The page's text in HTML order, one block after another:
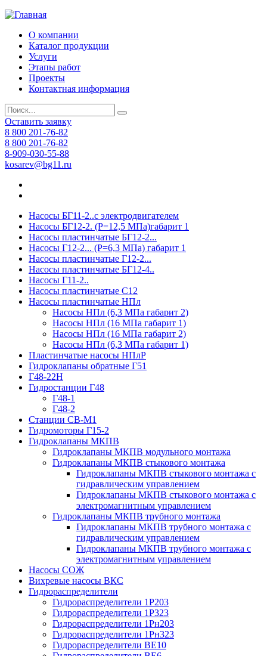
О компании
Каталог продукции
Услуги
Этапы работ
Проекты
Контактная информация
Оставить заявку
8 800 201-76-82
8 800 201-76-82
8-909-030-55-88
kosarev@bg11.ru
Насосы БГ11-2..с электродвигателем
Насосы БГ12-2. (Р=12,5 МПа)габарит 1
Насосы пластинчатые БГ12-2...
Насосы Г12-2... (Р=6,3 МПа) габарит 1
Насосы пластинчатые Г12-2...
Насосы пластинчатые БГ12-4..
Насосы Г11-2..
Насосы пластинчатые С12
Насосы пластинчатые НПл
Насосы НПл (6,3 МПа габарит 2)
Насосы НПл (16 МПа габарит 1)
Насосы НПл (16 МПа габарит 2)
Насосы НПл (6,3 МПа габарит 1)
Пластинчатые насосы НПлР
Гидроклапаны обратные Г51
Г48-22Н
Гидростанции Г48
Г48-1
Г48-2
Станции СВ-М1
Гидромоторы Г15-2
Гидроклапаны МКПВ
Гидроклапаны МКПВ модульного монтажа
Гидроклапаны МКПВ стыкового монтажа
Гидроклапаны МКПВ стыкового монтажа с
гидравлическим управлением
Гидроклапаны МКПВ стыкового монтажа с
электромагнитным управлением
Гидроклапаны МКПВ трубного монтажа
Гидроклапаны МКПВ трубного монтажа с
гидравлическим управлением
Гидроклапаны МКПВ трубного монтажа с
электромагнитным управлением
Насосы СОЖ
Вихревые насосы ВКС
Гидрораспределители
Гидрораспределители 1Р203
Гидрораспределители 1Р323
Гидрораспределители 1Рн203
Гидрораспределители 1Рн323
Гидрораспределители ВЕ10